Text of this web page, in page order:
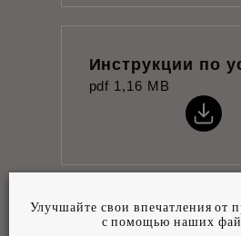
Инструкции по
pdf 1,16 MB
Технический
Улучшайте свои впечатления от
с помощью наших